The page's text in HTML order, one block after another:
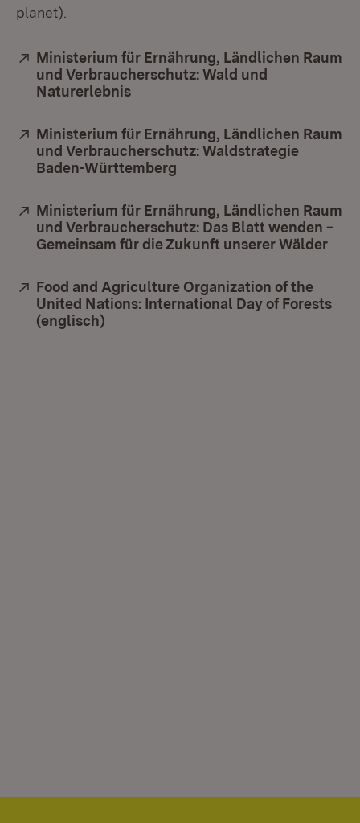
planet).
Extern:
Ministerium für Ernährung, Ländlichen Raum
und Verbraucherschutz: Wald und
Naturerlebnis
Extern:
Ministerium für Ernährung, Ländlichen Raum
und Verbraucherschutz: Waldstrategie
Baden-Württemberg
Extern:
Ministerium für Ernährung, Ländlichen Raum
und Verbraucherschutz: Das Blatt wenden –
Gemeinsam für die Zukunft unserer Wälder
Extern:
Food and Agriculture Organization of the
United Nations: International Day of Forests
(englisch)